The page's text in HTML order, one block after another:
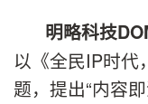
明略科技
以《全民IP时代
题，提出“内容